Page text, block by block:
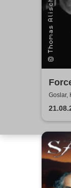
To
Goslar,